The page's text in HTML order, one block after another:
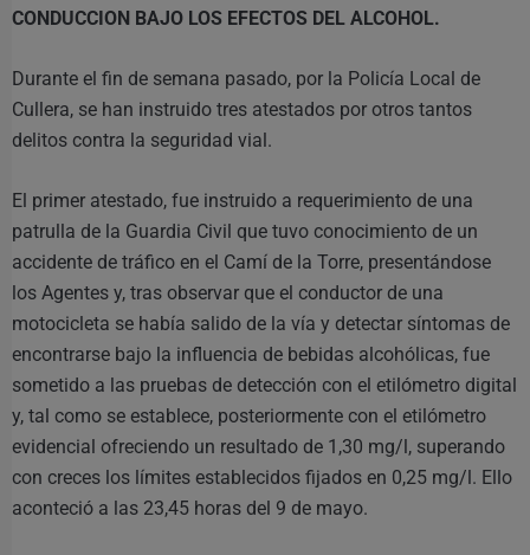
CONDUCCION BAJO LOS EFECTOS DEL ALCOHOL.
Durante el fin de semana pasado, por la Policía Local de
Cullera, se han instruido tres atestados por otros tantos
delitos contra la seguridad vial.
El primer atestado, fue instruido a requerimiento de una
patrulla de la Guardia Civil que tuvo conocimiento de un
accidente de tráfico en el Camí de la Torre, presentándose
los Agentes y, tras observar que el conductor de una
motocicleta se había salido de la vía y detectar síntomas de
encontrarse bajo la influencia de bebidas alcohólicas, fue
sometido a las pruebas de detección con el etilómetro digital
y, tal como se establece, posteriormente con el etilómetro
evidencial ofreciendo un resultado de 1,30 mg/l, superando
con creces los límites establecidos fijados en 0,25 mg/l. Ello
aconteció a las 23,45 horas del 9 de mayo.